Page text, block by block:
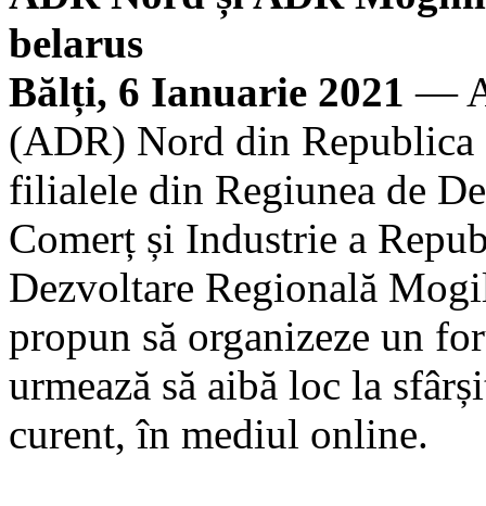
belarus
Bălți, 6 Ianuarie 2021 —
(ADR) Nord din
filialele din Regiunea de
Comerț și Industrie a
Dezvoltare Regională
propun să organizeze un
urmează să aibă loc la
curent, în mediul online.